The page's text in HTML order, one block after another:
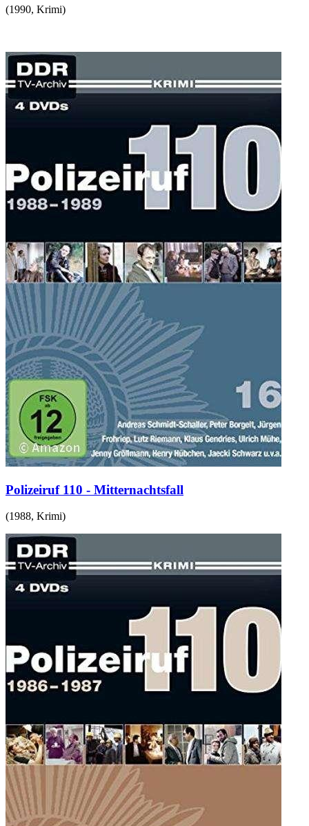
(1990, Krimi)
Polizeiruf 110 - Mitternachtsfall
(1988, Krimi)